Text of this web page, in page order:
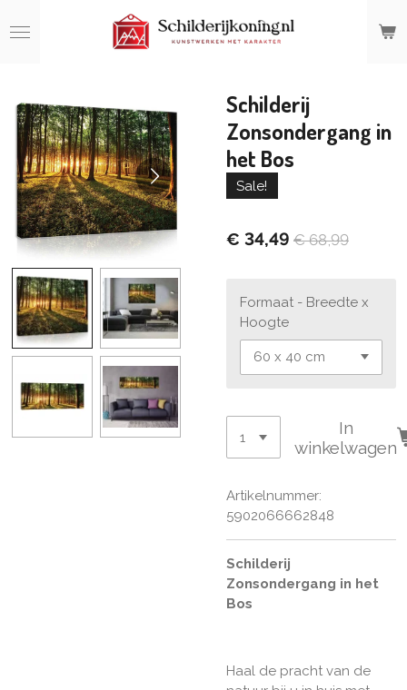
direct
Schilderij
Zonsondergang in
het Bos
Sale!
€ 34,49 € 68,99
Formaat - Breedte x
Hoogte
In
winkelwagen
Artikelnummer:
5902066662848
Schilderij
Zonsondergang in het
Bos
Haal de pracht van de